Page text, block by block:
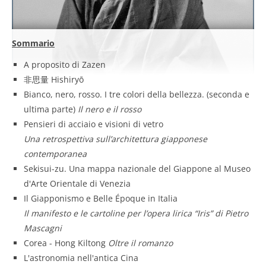
Sommario
A proposito di Zazen
非思量 Hishiryō
Bianco, nero, rosso. I tre colori della bellezza. (seconda e
ultima parte) Il nero e il rosso
Pensieri di acciaio e visioni di vetro
Una retrospettiva sull’architettura giapponese
contemporanea
Sekisui-zu. Una mappa nazionale del Giappone al Museo
d'Arte Orientale di Venezia
Il Giapponismo e Belle Époque in Italia
Il manifesto e le cartoline per l’opera lirica “Iris” di Pietro
Mascagni
Corea - Hong Kiltong Oltre il romanzo
L'astronomia nell'antica Cina